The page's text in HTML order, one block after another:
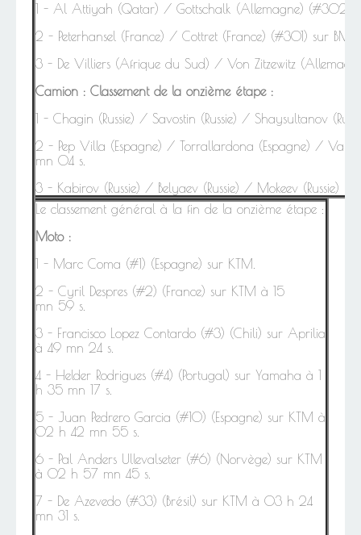
1 - Al Attiyah (Qatar) / Gottschalk (Allemagne) (#302)
2 - Peterhansel (France) / Cottret (France) (#301) sur
3 - De Villiers (Afrique du Sud) / Von Zitzewitz
Camion : Classement de la onzième étape :
1 - Chagin (Russie) / Savostin (Russie) / Shaysultanov
2 - Pep Villa (Espagne) / Torrallardona (Espagne) / Van
mn 04 s.
3 - Kabirov (Russie) / Belyaev (Russie) / Mokeev (Russie)
Le classement général à la fin de la onzième étape :
Moto :
1 - Marc Coma (#1) (Espagne) sur KTM.
2 - Cyril Despres (#2) (France) sur KTM à 15
mn 59 s.
3 - Francisco Lopez Contardo (#3) (Chili) sur Aprilia
à 49 mn 24 s.
4 - Helder Rodrigues (#4) (Portugal) sur Yamaha à 1
h 35 mn 17 s.
5 - Juan Pedrero Garcia (#10) (Espagne) sur KTM à
02 h 42 mn 55 s.
6 - Pal Anders Ullevalseter (#6) (Norvège) sur KTM
à 02 h 57 mn 45 s.
7 - De Azevedo (#33) (Brésil) sur KTM à 03 h 24
mn 31 s.